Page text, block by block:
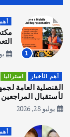
2
3
1
أهم الأخبار استراليا
القنصلية العامة
لأستقبال
يوليو 28, 2026